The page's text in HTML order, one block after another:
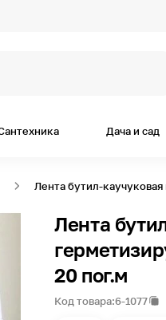
Дача и сад
Лента бутил-
Лента
20 пог.м
Код товара:6-1077